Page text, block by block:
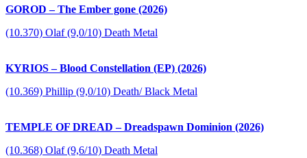
GOROD – The Ember gone (2026)
(10.370) Olaf (9,0/10) Death Metal
KYRIOS – Blood Constellation (EP) (2026)
(10.369) Phillip (9,0/10) Death/ Black Metal
TEMPLE OF DREAD – Dreadspawn Dominion (2026)
(10.368) Olaf (9,6/10) Death Metal